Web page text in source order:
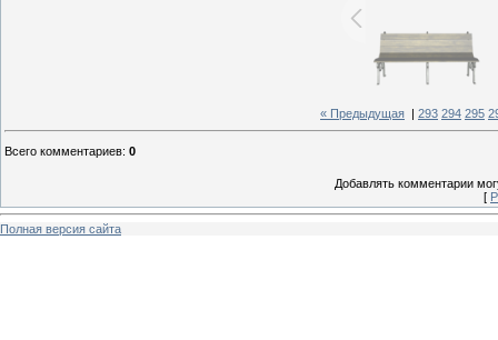
« Предыдущая 293 294 295
Всего комментариев: 0
Добавлять комментарии
[
Полная версия сайта